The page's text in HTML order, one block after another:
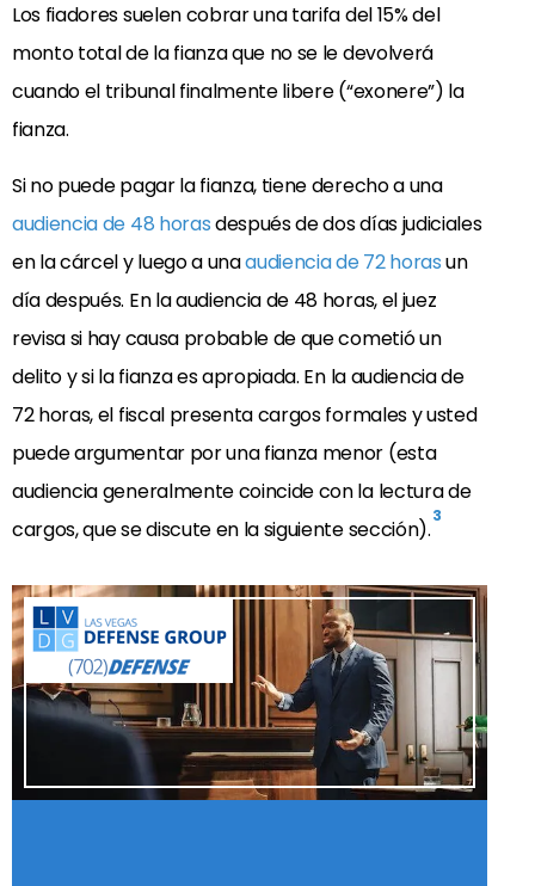
Los fiadores suelen cobrar una tarifa del 15% del
monto total de la fianza que no se le devolverá
cuando el tribunal finalmente libere (“exonere”) la
fianza.
Si no puede pagar la fianza, tiene derecho a una
audiencia de 48 horasdespués de dos días judiciales
en la cárcel y luego a unaaudiencia de 72 horasun
día después. En la audiencia de 48 horas, el juez
revisa si hay causa probable de que cometió un
delito y si la fianza es apropiada. En la audiencia de
72 horas, el fiscal presenta cargos formales y usted
puede argumentar por una fianza menor (esta
audiencia generalmente coincide con la lectura de
cargos, que se discute en la siguiente sección).3